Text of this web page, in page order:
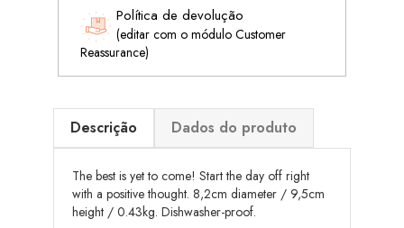
Política de devolução
(editar com o módulo Customer
Reassurance)
Descrição Dados do produto
The best is yet to come! Start the day off right
with a positive thought. 8,2cm diameter / 9,5cm
height / 0.43kg. Dishwasher-proof.